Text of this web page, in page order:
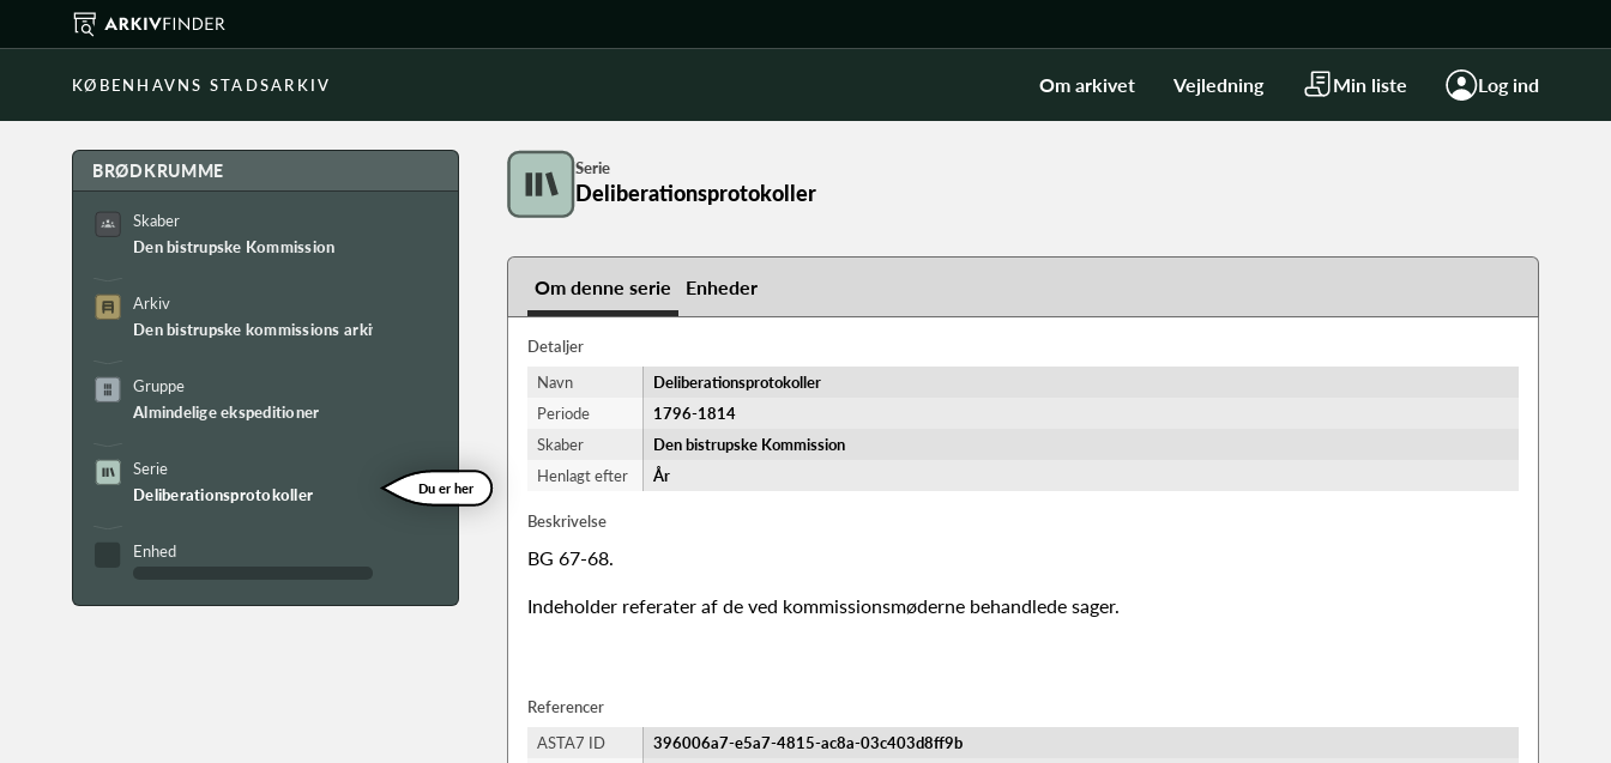
KØBENHAVNS STADSARKIV Om arkivet Vejledning Min liste Log ind
BRØDKRUMME
Skaber
Den bistrupske Kommission
Arkiv
Den bistrupske kommissions arkiv
Gruppe
Almindelige ekspeditioner
Serie
Deliberationsprotokoller
Du er her
Enhed
Serie
Deliberationsprotokoller
Om denne serie Enheder
Detaljer
Navn
Deliberationsprotokoller
Periode
1796-​1814
Skaber
Den bistrupske Kommission
Henlagt efter
År
Beskrivelse
BG 67-68.
Indeholder referater af de ved kommissionsmøderne behandlede sager.
Referencer
ASTA7 ID
396006a7-e5a7-4815-ac8a-03c403d8ff9b